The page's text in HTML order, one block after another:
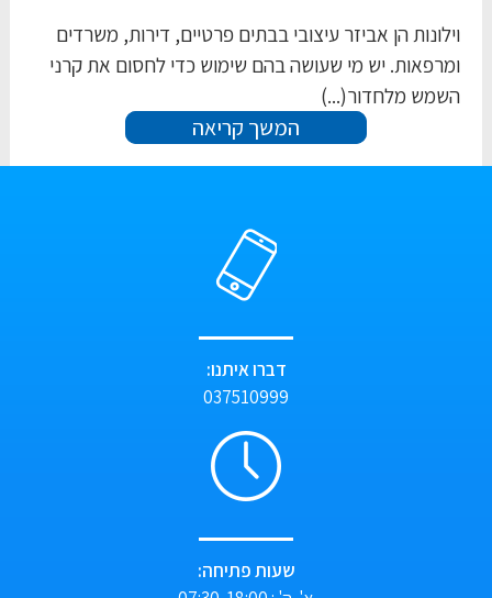
וילונות הן אביזר עיצובי בבתים פרטיים, דירות, משרדים
ומרפאות. יש מי שעושה בהם שימוש כדי לחסום את קרני
השמש מלחדור(...)
המשך קריאה
דברו איתנו:
037510999
שעות פתיחה: